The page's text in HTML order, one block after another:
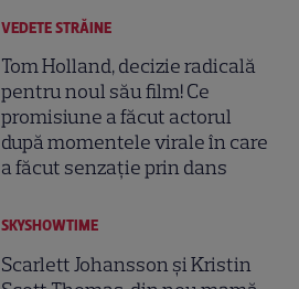
VEDETE STRĂINE
Tom Holland, decizie radicală
pentru noul său film! Ce
promisiune a făcut actorul
după momentele virale în care
a făcut senzație prin dans
SKYSHOWTIME
Scarlett Johansson și Kristin